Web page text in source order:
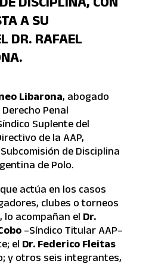
A SU
DR. RAFAEL
Libarona, abogado
Penal
Suplente del
de la AAP,
de Disciplina
de Polo.
actúa en los casos
clubes o torneos
lo acompañan el Dr.
–Síndico Titular AAP–
el Dr. Federico Fleitas
y otros seis integrantes,